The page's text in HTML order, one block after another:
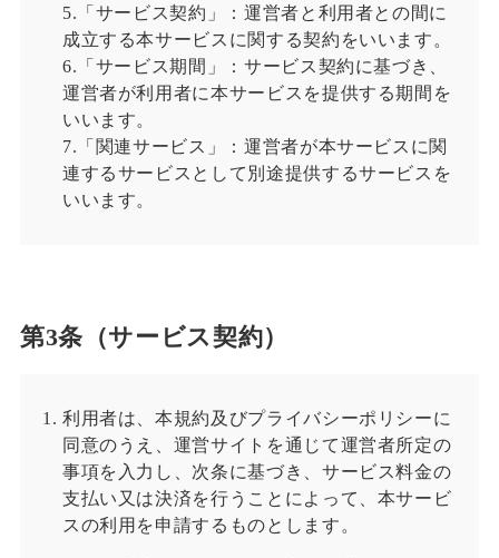
5.「サービス契約」：運営者と利用者との間に
成立する本サービスに関する契約をいいます。
6.「サービス期間」：サービス契約に基づき、
運営者が利用者に本サービスを提供する期間を
いいます。
7.「関連サービス」：運営者が本サービスに関
連するサービスとして別途提供するサービスを
いいます。
第3条（サービス契約）
利用者は、本規約及びプライバシーポリシーに
同意のうえ、運営サイトを通じて運営者所定の
事項を入力し、次条に基づき、サービス料金の
支払い又は決済を行うことによって、本サービ
スの利用を申請するものとします。